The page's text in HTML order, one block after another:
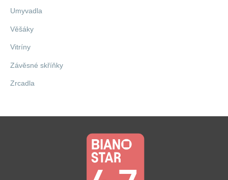
Umyvadla
Věšáky
Vitríny
Závěsné skříňky
Zrcadla